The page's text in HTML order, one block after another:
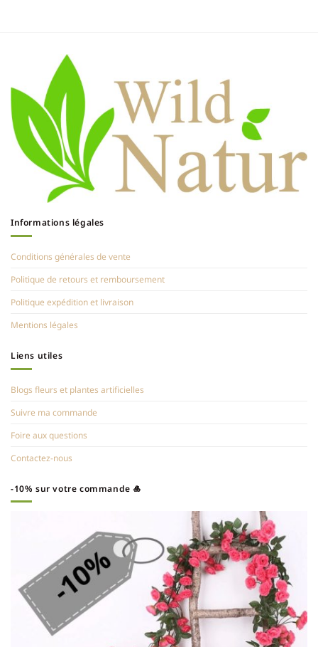
Informations légales
Conditions générales de vente
Politique de retours et remboursement
Politique expédition et livraison
Mentions légales
Liens utiles
Blogs fleurs et plantes artificielles
Suivre ma commande
Foire aux questions
Contactez-nous
-10% sur votre commande 🎍